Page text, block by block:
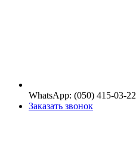
WhatsApp: (050) 415-03-22
Заказать звонок